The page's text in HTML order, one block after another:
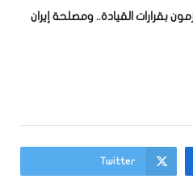
بقرارات القيادة.. ومصلحة إيران
Twitter